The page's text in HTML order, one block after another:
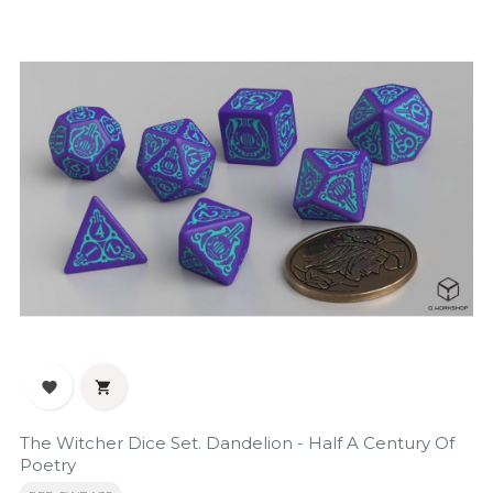
 
The Witcher Dice Set. Dandelion - Half A Century Of
Poetry